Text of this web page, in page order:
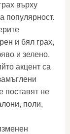
върху
популярност.
и бял грах,
и зелено.
акцент са
поставят не
поли,